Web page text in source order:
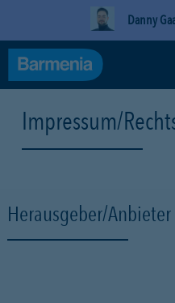
Danny
Impressum/
Herausgeber/Anbieter